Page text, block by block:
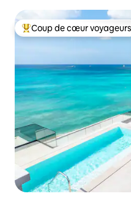
Coups de cœur voyageurs
Coup de cœur voyageurs